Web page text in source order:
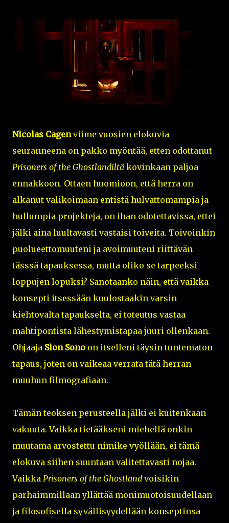
Nicolas Cagenviime vuosien elokuvia
seuranneena on pakko myöntää, etten odottanut
Prisoners of the Ghostlandiltä kovinkaan paljoa
ennakkoon. Ottaen huomioon, että herra on
alkanut valikoimaan entistä hulvattomampia ja
hullumpia projekteja, on ihan odotettavissa, ettei
jälki aina luultavasti vastaisi toiveita. Toivoinkin
puolueettomuuteni ja avoimuuteni riittävän
tässsä tapauksessa, mutta oliko se tarpeeksi
loppujen lopuksi? Sanotaanko näin, että vaikka
konsepti itsessään kuulostaakin varsin
kiehtovalta tapaukselta, ei toteutus vastaa
mahtipontista lähestymistapaa juuri ollenkaan.
Ohjaaja Sion Sono on itselleni täysin tuntematon
tapaus, joten on vaikeaa verrata tätä herran
muuhun filmografiaan.
Tämän teoksen perusteella jälki ei kuitenkaan
vakuuta. Vaikka tietääkseni miehellä onkin
muutama arvostettu nimike vyöllään, ei tämä
elokuva siihen suuntaan valitettavasti nojaa.
Vaikka Prisoners of the Ghostland voisikin
parhaimmillaan yllättää monimuotoisuudellaan
ja filosofisella syvällisyydellään konseptinsa